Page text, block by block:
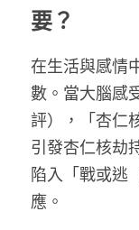
要？
在生活與感情
數。當大腦感
評），「杏仁
引發杏仁核劫
陷入「戰或
應。